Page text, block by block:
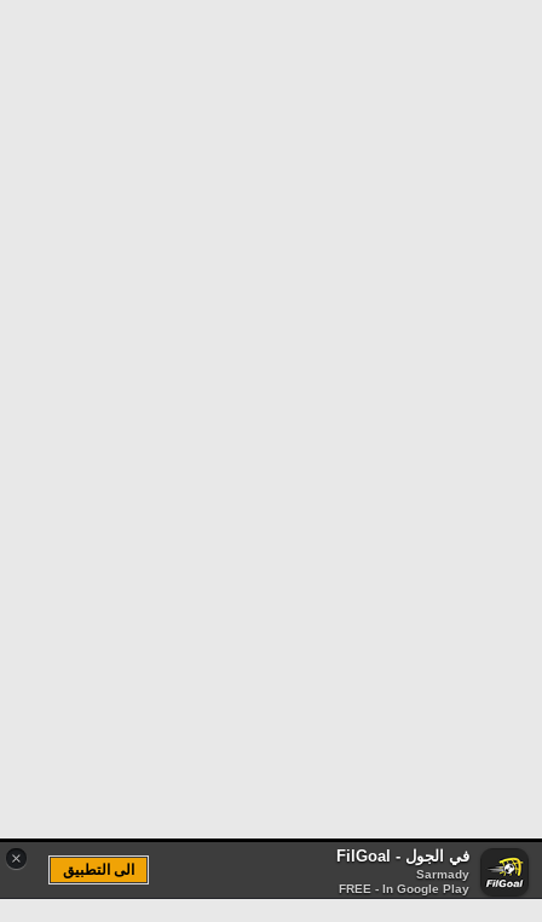
× في الجول - FilGoal
Sarmady
FREE - In Google Play
الى التطبيق